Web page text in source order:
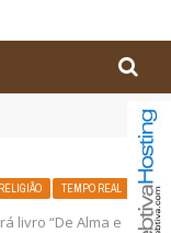
o Brasil no
RELIGIÃO TEMPO REAL
livro “De Alma e